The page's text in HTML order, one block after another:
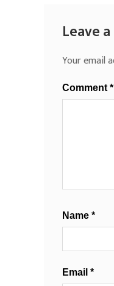
Leave
Your email
Comment *
Name *
Email *